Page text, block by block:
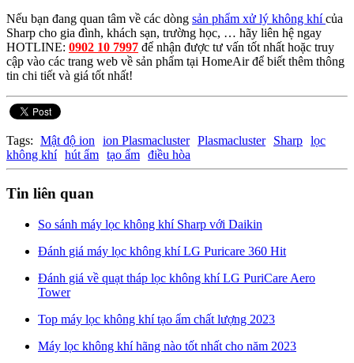
Nếu bạn đang quan tâm về các dòng sản phẩm xử lý không khícủa
Sharp cho gia đình, khách sạn, trường học, … hãy liên hệ ngay
HOTLINE: 0902 10 7997 để nhận được tư vấn tốt nhất hoặc truy
cập vào các trang web về sản phẩm tại HomeAir để biết thêm thông
tin chi tiết và giá tốt nhất!
Tags: Mật độ ion ion Plasmacluster Plasmacluster Sharp lọc
không khí hút ẩm tạo ẩm điều hòa
Tin liên quan
So sánh máy lọc không khí Sharp với Daikin
Đánh giá máy lọc không khí LG Puricare 360 Hit
Đánh giá về quạt tháp lọc không khí LG PuriCare Aero
Tower
Top máy lọc không khí tạo ẩm chất lượng 2023
Máy lọc không khí hãng nào tốt nhất cho năm 2023